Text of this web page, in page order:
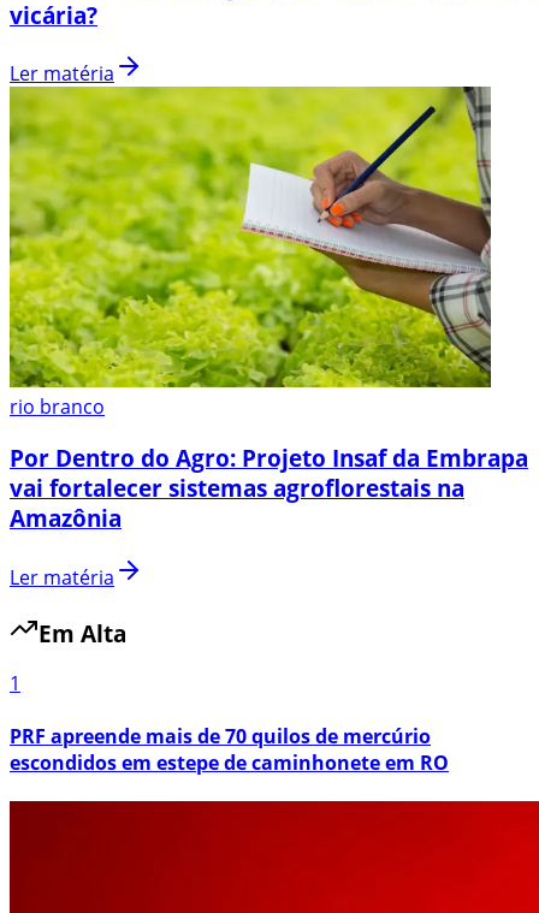
vicária?
Ler matéria
rio branco
Por Dentro do Agro: Projeto Insaf da Embrapa
vai fortalecer sistemas agroflorestais na
Amazônia
Ler matéria
Em Alta
1
PRF apreende mais de 70 quilos de mercúrio
escondidos em estepe de caminhonete em RO